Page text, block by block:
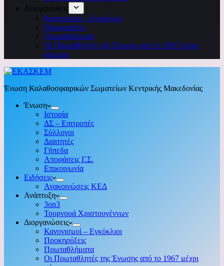
Διοργανώσεις
Κανονισμοί – Εγκύκλιοι
Προκηρύξεις
Πρωταθλήματα
Οι Πρωταθλητές της Ένωσης από το 1967 μέχρι
σήμερα
Ένωση Καλαθοσφαιρικών Σωματείων Κεντρικής Μακεδονίας
Ένωση
Ιστορία
ΔΣ – Επιτροπές
Σύλλογοι
Διαιτητές
Γήπεδα
Αποφάσεις Γ.Σ.
Επικοινωνία
Ειδήσεις
Ανακοινώσεις ΚΕΔ
Ανάπτυξη
3on3
Τουρνουά Χριστουγέννων
Διοργανώσεις
Κανονισμοί – Εγκύκλιοι
Προκηρύξεις
Πρωταθλήματα
Οι Πρωταθλητές της Ένωσης από το 1967 μέχρι